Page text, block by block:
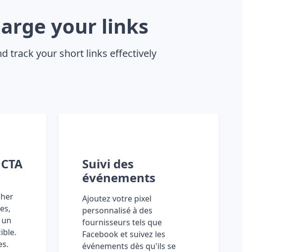
your links
track your short links effectively
Suivi des
événements
Ajoutez votre pixel
personnalisé à des
fournisseurs tels que
Facebook et suivez les
événements dès qu'ils se